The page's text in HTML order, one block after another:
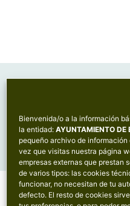
Bienvenida/o a la información
la entidad: AYUNTAMIENTO DE
pequeño archivo de información
vez que visitas nuestra página
empresas externas que prestan
de varios tipos: las cookies
funcionar, no necesitan de tu
defecto. El resto de cookies